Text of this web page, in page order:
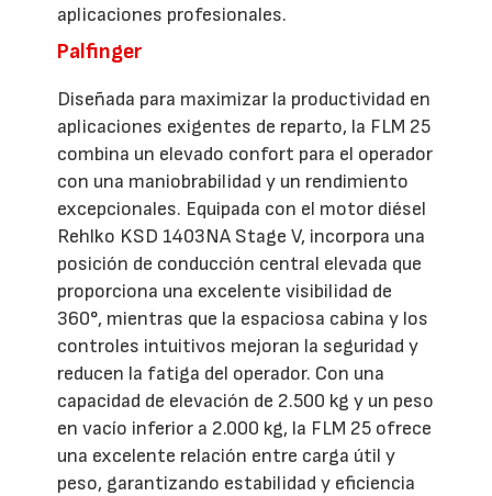
aplicaciones profesionales.
Palfinger
Diseñada para maximizar la productividad en
aplicaciones exigentes de reparto, la FLM 25
combina un elevado confort para el operador
con una maniobrabilidad y un rendimiento
excepcionales. Equipada con el motor diésel
Rehlko KSD 1403NA Stage V, incorpora una
posición de conducción central elevada que
proporciona una excelente visibilidad de
360°, mientras que la espaciosa cabina y los
controles intuitivos mejoran la seguridad y
reducen la fatiga del operador. Con una
capacidad de elevación de 2.500 kg y un peso
en vacío inferior a 2.000 kg, la FLM 25 ofrece
una excelente relación entre carga útil y
peso, garantizando estabilidad y eficiencia